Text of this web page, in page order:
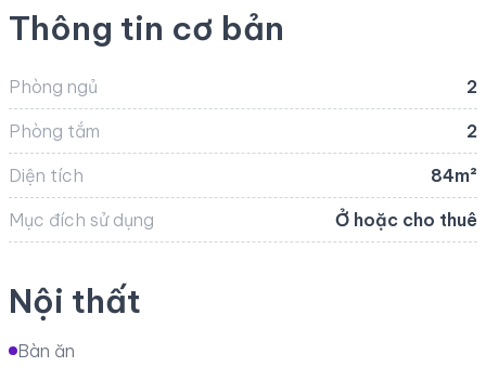
Thông tin cơ bản
Phòng ngủ 2
Phòng tắm 2
Diện tích 84m²
Mục đích sử dụng Ở hoặc cho thuê
Nội thất
Bàn ăn